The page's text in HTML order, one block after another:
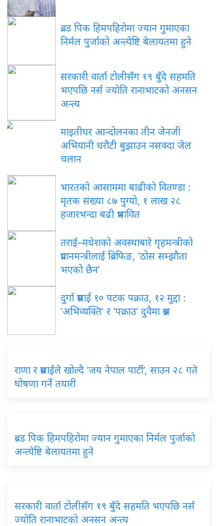
ब्रड पिक हिमपहिरोमा ज्यान गुमाएका
निर्मल पुर्जाको अन्त्येष्टि बेलायतमा हुने
सरकारी वार्ता टोलीसँग १९ बुँदे सहमति
भएपछि नर्स ज्योति रानाभाटको अनसन
अन्त्य
माइतीघर आन्दोलनका तीन जेनजी
अभियानी धरौटी बुझाउन नसक्दा जेल
चलान
भारतको आसाममा बाढीको वितण्डा :
मृतक संख्या ८७ पुग्यो, १ लाख २८
हजारभन्दा बढी प्रभावित
तराई–मधेशको अवस्थाबारे गृहमन्त्रीको
प्रधानमन्त्रीलाई ब्रिफिङ, ‘ठोस सम्झौता
भएको छैन’
दुर्गा प्रसाईं १० पटक पक्राउ, १२ मुद्दा :
‘अभिव्यक्ति’ र ‘पक्राउ’ दुवैमा प्रश्न
राणा र प्रसाईंले खोल्दै ‘जय नेपाल पार्टी’, साउन २८ गते
घोषणा गर्ने तयारी
ब्रड पिक हिमपहिरोमा ज्यान गुमाएका निर्मल पुर्जाको
अन्त्येष्टि बेलायतमा हुने
सरकारी वार्ता टोलीसँग १९ बुँदे सहमति भएपछि नर्स
ज्योति रानाभाटको अनसन अन्त्य